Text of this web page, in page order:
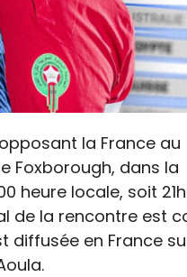
la France au
Foxborough, dans la
heure locale, soit
de la rencontre est
diffusée en France